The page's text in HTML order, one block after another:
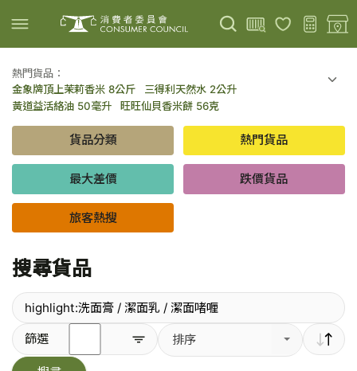
上載圖片 掃描條碼
熱門貨品：
金象牌頂上茉莉香米 8公斤
三得利天然水 2公升
黃道益活絡油 50毫升
旺旺仙貝香米餅 56克
百勝廚新加坡叻沙拉麵 144克
倍樂醇乳酪飲品 - 藍莓 65毫升 x 6
金象牌頂上茉莉香米 5公斤
低鹽/無鹽/低糖/無糖食品
貨品分類 熱門貨品
最大差價 跌價貨品
旅客熱搜
搜尋貨品
輸
入
關
篩選 排序